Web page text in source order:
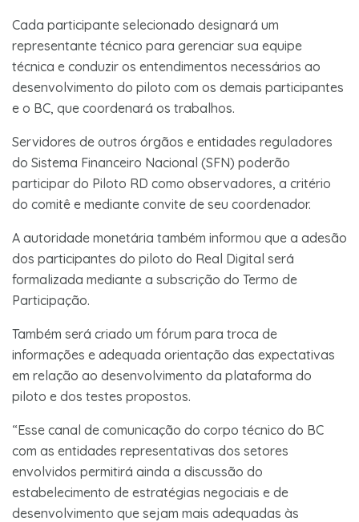
Cada participante selecionado designará um
representante técnico para gerenciar sua equipe
técnica e conduzir os entendimentos necessários ao
desenvolvimento do piloto com os demais participantes
e o BC, que coordenará os trabalhos.
Servidores de outros órgãos e entidades reguladores
do Sistema Financeiro Nacional (SFN) poderão
participar do Piloto RD como observadores, a critério
do comitê e mediante convite de seu coordenador.
A autoridade monetária também informou que a adesão
dos participantes do piloto do Real Digital será
formalizada mediante a subscrição do Termo de
Participação.
Também será criado um fórum para troca de
informações e adequada orientação das expectativas
em relação ao desenvolvimento da plataforma do
piloto e dos testes propostos.
“Esse canal de comunicação do corpo técnico do BC
com as entidades representativas dos setores
envolvidos permitirá ainda a discussão do
estabelecimento de estratégias negociais e de
desenvolvimento que sejam mais adequadas às